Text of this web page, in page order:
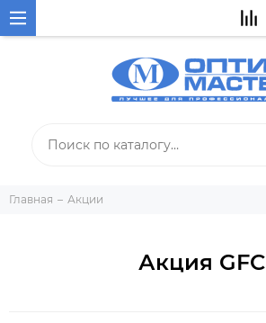
Главная Акции
Акция GFC